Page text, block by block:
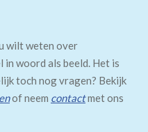
wilt weten over
in woord als beeld. Het is
toch nog vragen? Bekijk
of neem contactmet ons